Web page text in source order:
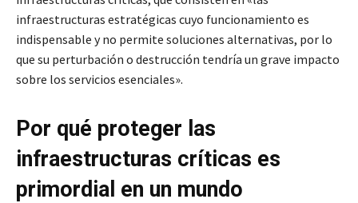
infraestructuras estratégicas cuyo funcionamiento es
indispensable y no permite soluciones alternativas, por lo
que su perturbación o destrucción tendría un grave impacto
sobre los servicios esenciales».
Por qué proteger las
infraestructuras críticas es
primordial en un mundo